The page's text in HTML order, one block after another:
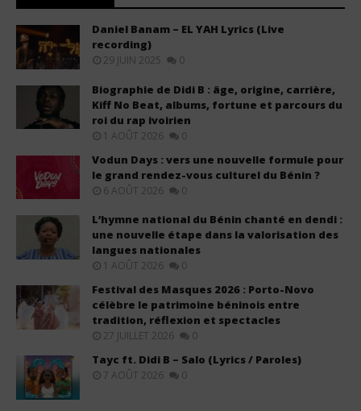
Daniel Banam – EL YAH Lyrics (Live
recording)
29 JUIN 2025 0
Biographie de Didi B : âge, origine, carrière,
Kiff No Beat, albums, fortune et parcours du
roi du rap ivoirien
1 AOÛT 2026 0
Vodun Days : vers une nouvelle formule pour
le grand rendez-vous culturel du Bénin ?
6 AOÛT 2026 0
L’hymne national du Bénin chanté en dendi :
une nouvelle étape dans la valorisation des
langues nationales
1 AOÛT 2026 0
Festival des Masques 2026 : Porto-Novo
célèbre le patrimoine béninois entre
tradition, réflexion et spectacles
27 JUILLET 2026 0
Tayc ft. Didi B – Salo (Lyrics / Paroles)
7 AOÛT 2026 0